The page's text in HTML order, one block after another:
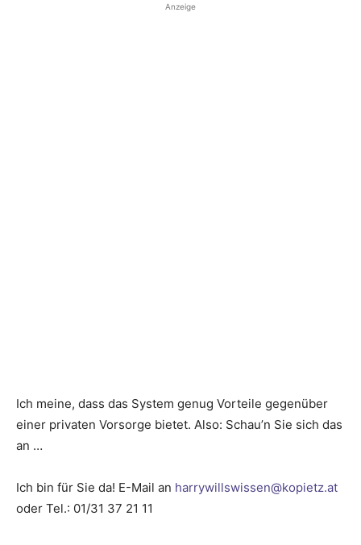
Anzeige
Ich meine, dass das System genug Vorteile gegenüber
einer privaten Vorsorge bietet. Also: Schau’n Sie sich das
an …
Ich bin für Sie da! E-Mail an harrywillswissen@kopietz.at
oder Tel.: 01/31 37 21 11